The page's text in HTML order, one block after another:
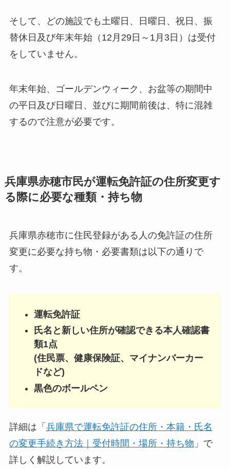
そして、どの施設でも土曜日、日曜日、祝日、振
替休日及び年末年始（12月29日～1月3日）は受付
をしていません。
年末年始、ゴールデンウィーク、お盆等の期間中
の平日及び日曜日、並びに期間前後は、特に混雑
するので注意が必要です。
兵庫県赤穂市民が運転免許証の住所変更す
る際に必要な種類・持ち物
兵庫県赤穂市に住民登録がある人の免許証の住所
変更に必要な持ち物・必要書類は以下の通りで
す。
運転免許証
氏名と新しい住所が確認できる本人確認書
類1点
(住民票、健康保険証、マイナンバーカー
ドなど)
黒色のボールペン
詳細は「 兵庫県で運転免許証の住所・本籍・氏名
の変更手続き方法｜受付時間・場所・持ち物 」で
詳しく解説しています。